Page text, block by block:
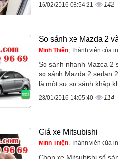
16/02/2016 08:54:21 142
So sánh xe Mazda 2
Minh Thiện , Thành viên của
So sánh nhanh Mazda 2
so sánh Mazda 2 sedan
là một sự so sánh khập
28/01/2016 14:05:40 114
Giá xe Mitsubishi
Minh Thiện , Thành viên của
Chọn xe Mitsubishi số